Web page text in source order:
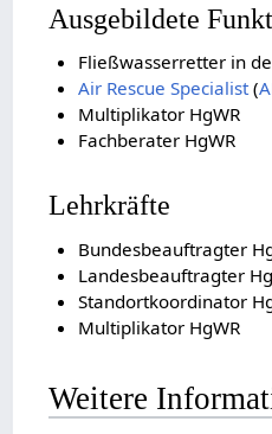
Ausgebildete
Fließwasserretter in
Air Rescue Specialist(
Multiplikator HgWR
Fachberater HgWR
Lehrkräfte
Bundesbeauftragter
Landesbeauftragter
Standortkoordinator
Multiplikator HgWR
Weitere